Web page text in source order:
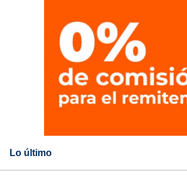
Lo último